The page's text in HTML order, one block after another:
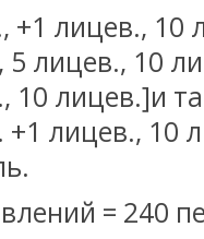
+1 лицев., 10
лицев., 10
10 лицев.]и
лицев., 10
= 240